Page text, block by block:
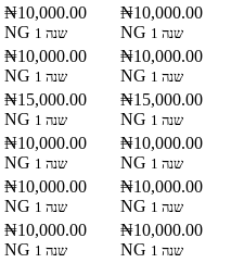
₦10,000.00
NG
1 שנה
₦10,000.00
NG
1 שנה
₦10,000.00
NG
1 שנה
₦10,000.00
NG
1 שנה
₦15,000.00
NG
1 שנה
₦15,000.00
NG
1 שנה
₦10,000.00
NG
1 שנה
₦10,000.00
NG
1 שנה
₦10,000.00
NG
1 שנה
₦10,000.00
NG
1 שנה
₦10,000.00
NG
1 שנה
₦10,000.00
NG
1 שנה